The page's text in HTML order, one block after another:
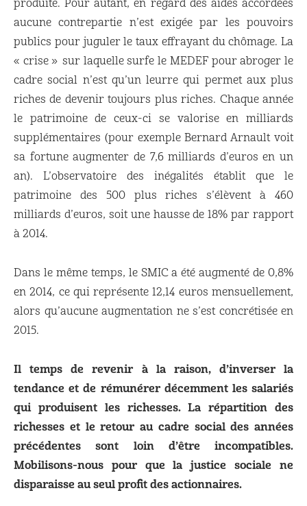
produite. Pour autant, en regard des aides accordées
aucune contrepartie n’est exigée par les pouvoirs
publics pour juguler le taux effrayant du chômage. La
« crise » sur laquelle surfe le MEDEF pour abroger le
cadre social n’est qu’un leurre qui permet aux plus
riches de devenir toujours plus riches. Chaque année
le patrimoine de ceux-ci se valorise en milliards
supplémentaires (pour exemple Bernard Arnault voit
sa fortune augmenter de 7,6 milliards d’euros en un
an). L’observatoire des inégalités établit que le
patrimoine des 500 plus riches s’élèvent à 460
milliards d’euros, soit une hausse de 18% par rapport
à 2014.
Dans le même temps, le SMIC a été augmenté de 0,8%
en 2014, ce qui représente 12,14 euros mensuellement,
alors qu’aucune augmentation ne s’est concrétisée en
2015.
Il temps de revenir à la raison, d’inverser la
tendance et de rémunérer décemment les salariés
qui produisent les richesses. La répartition des
richesses et le retour au cadre social des années
précédentes sont loin d’être incompatibles.
Mobilisons-nous pour que la justice sociale ne
disparaisse au seul profit des actionnaires.